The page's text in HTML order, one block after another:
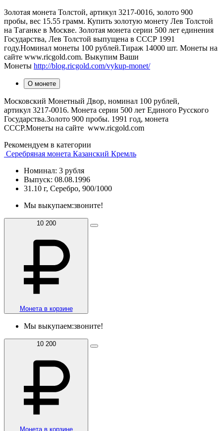
Золотая монета Толстой, артикул 3217-0016, золото 900
пробы, вес 15.55 грамм. Купить золотую монету Лев Толстой
на Таганке в Москве. Золотая монета серии 500 лет единения
Государства, Лев Толстой выпущена в СССР 1991
году.Номинал монеты 100 рублей.Тираж 14000 шт. Монеты на
сайте www.ricgold.com. Выкупим Ваши
Монеты http://blog.ricgold.com/vykup-monet/
О монете
Московский Монетный Двор, номинал 100 рублей,
артикул 3217-0016. Монета серии 500 лет Единого Русского
Государства.Золото 900 пробы. 1991 год, монета
СССР.Монеты на сайте www.ricgold.com
Рекомендуем в категории
Серебряная монета Казанский Кремль
Номинал: 3 рубля
Выпуск: 08.08.1996
31.10 г, Серебро, 900/1000
Мы выкупаем:звоните!
10 200
Монета в корзине
Мы выкупаем:звоните!
10 200
Монета в корзине